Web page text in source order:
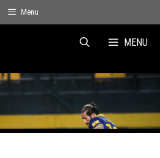
Menu
MENU